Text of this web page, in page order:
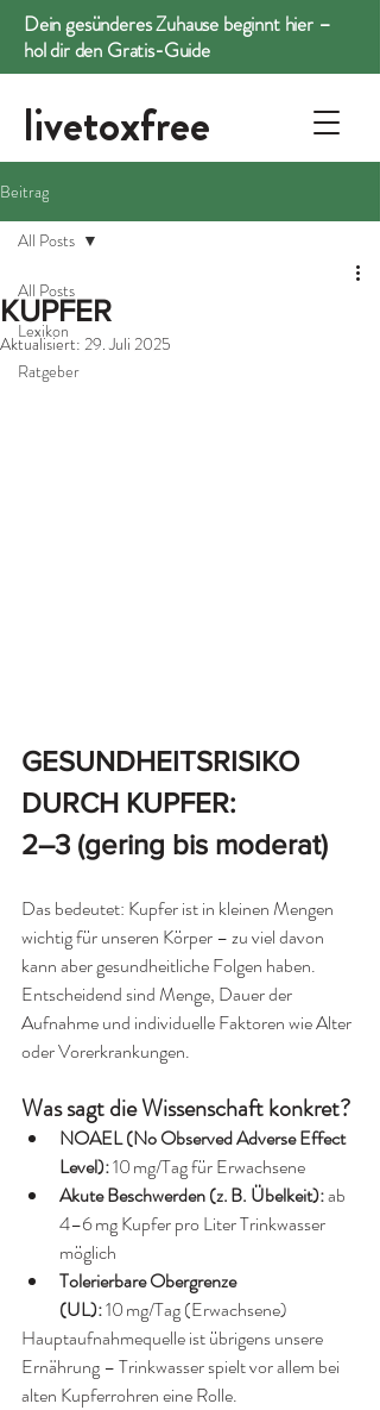
livetoxfree
Dein gesünderes Zuhause beginnt hier –
hol dir den Gratis-Guide
Beitrag
All Posts
Lexikon
Ratgeber
All Posts
KUPFER
Aktualisiert: 29. Juli 2025
GESUNDHEITSRISIKO
DURCH KUPFER:
2–3 (gering bis moderat)
Das bedeutet: Kupfer ist in kleinen Mengen
wichtig für unseren Körper – zu viel davon
kann aber gesundheitliche Folgen haben.
Entscheidend sind Menge, Dauer der
Aufnahme und individuelle Faktoren wie Alter
oder Vorerkrankungen.
Was sagt die Wissenschaft konkret?
NOAEL (No Observed Adverse Effect
Level): 10 mg/Tag für Erwachsene
Akute Beschwerden (z. B. Übelkeit): ab
4–6 mg Kupfer pro Liter Trinkwasser
möglich
Tolerierbare Obergrenze
(UL): 10 mg/Tag (Erwachsene)
Hauptaufnahmequelle ist übrigens unsere
Ernährung – Trinkwasser spielt vor allem bei
alten Kupferrohren eine Rolle.